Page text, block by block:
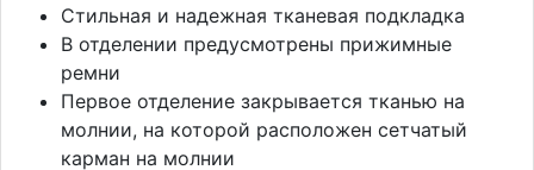
Стильная и надежная тканевая подкладка
В отделении предусмотрены прижимные
ремни
Первое отделение закрывается тканью на
молнии, на которой расположен сетчатый
карман на молнии